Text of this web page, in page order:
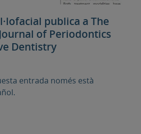
publica a The
of Periodontics
Dentistry
entrada només està